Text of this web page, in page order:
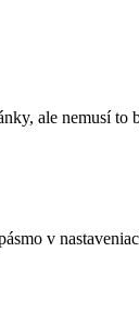
ale nemusí
v